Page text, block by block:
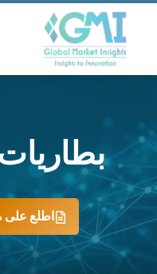
اطلع على